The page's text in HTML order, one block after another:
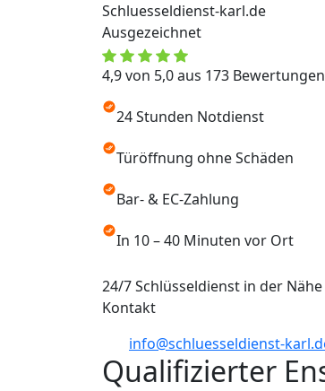
Schluesseldienst-karl.de
Ausgezeichnet
4,9 von 5,0 aus 173 Bewertungen
24 Stunden Notdienst
Türöffnung ohne Schäden
Bar- & EC-Zahlung
In 10 – 40 Minuten vor Ort
24/7 Schlüsseldienst in der Nähe
Kontakt
info@schluesseldienst-
Qualifizierter